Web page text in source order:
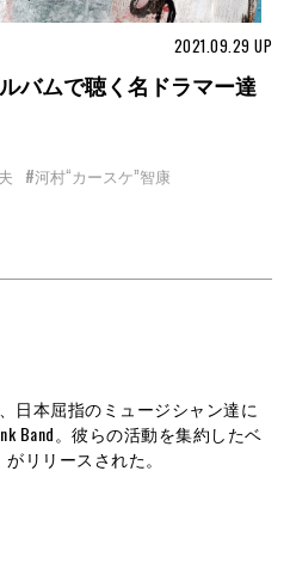
2021.09.29 UP
バムで聴く名ドラマー達
#河村“カースケ”智康
日本屈指のミュージシャン達に
Band。彼らの活動を集約したベ
リリースされた。